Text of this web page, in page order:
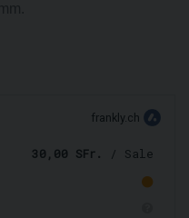
frankly.ch
30,00 SFr. / Sale